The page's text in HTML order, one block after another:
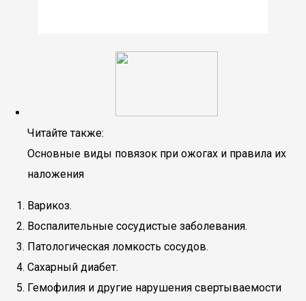
Читайте также:
Основные виды повязок при ожогах и правила их
наложения
Варикоз.
Воспалительные сосудистые заболевания.
Патологическая ломкость сосудов.
Сахарный диабет.
Гемофилия и другие нарушения свертываемости